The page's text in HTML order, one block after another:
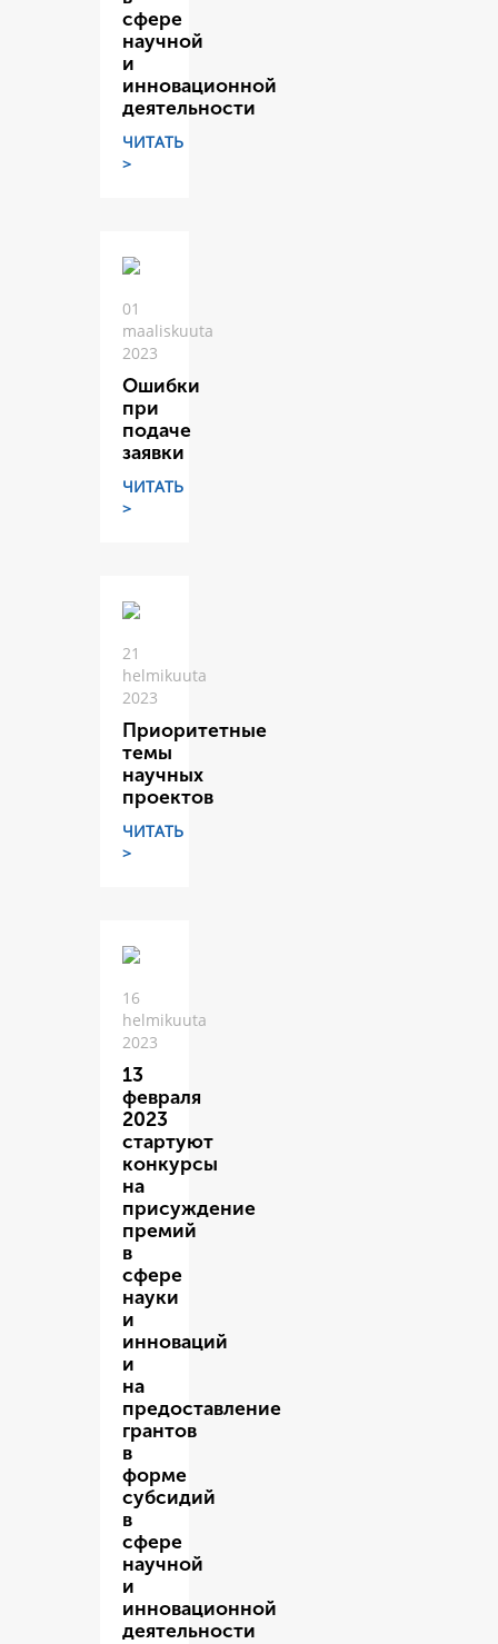
сфере
научной
и
инновационной
деятельности
ЧИТАТЬ
>
01
maaliskuuta
2023
Ошибки
при
подаче
заявки
ЧИТАТЬ
>
21
helmikuuta
2023
Приоритетные
темы
научных
проектов
ЧИТАТЬ
>
16
helmikuuta
2023
13
февраля
2023
стартуют
конкурсы
на
присуждение
премий
в
сфере
науки
и
инноваций
и
на
предоставление
грантов
в
форме
субсидий
в
сфере
научной
и
инновационной
деятельности